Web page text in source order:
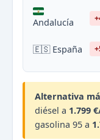
Andalucía
🇪🇸 España
Alternativa
diésel a 1.799
gasolina 95 a